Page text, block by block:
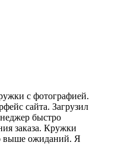
с фотографией.
сайта. Загрузил
быстро
заказа. Кружки
выше ожиданий. Я